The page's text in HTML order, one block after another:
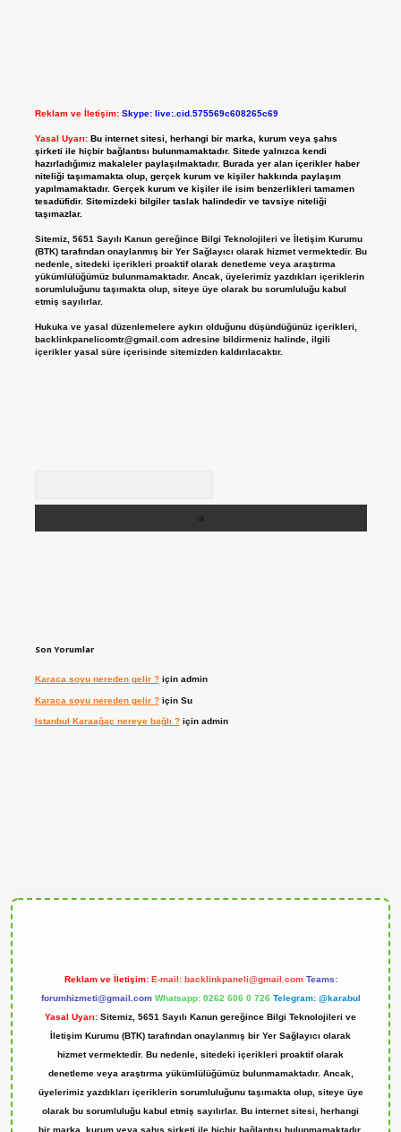
Reklam ve İletişim: Skype: live:.cid.575569c608265c69
Yasal Uyarı: Bu internet sitesi, herhangi bir marka, kurum veya şahıs
şirketi ile hiçbir bağlantısı bulunmamaktadır. Sitede yalnızca kendi
hazırladığımız makaleler paylaşılmaktadır. Burada yer alan içerikler haber
niteliği taşımamakta olup, gerçek kurum ve kişiler hakkında paylaşım
yapılmamaktadır. Gerçek kurum ve kişiler ile isim benzerlikleri tamamen
tesadüfidir. Sitemizdeki bilgiler taslak halindedir ve tavsiye niteliği
taşımazlar.
Sitemiz, 5651 Sayılı Kanun gereğince Bilgi Teknolojileri ve İletişim Kurumu
(BTK) tarafından onaylanmış bir Yer Sağlayıcı olarak hizmet vermektedir. Bu
nedenle, sitedeki içerikleri proaktif olarak denetleme veya araştırma
yükümlülüğümüz bulunmamaktadır. Ancak, üyelerimiz yazdıkları içeriklerin
sorumluluğunu taşımakta olup, siteye üye olarak bu sorumluluğu kabul
etmiş sayılırlar.
Hukuka ve yasal düzenlemelere aykırı olduğunu düşündüğünüz içerikleri,
backlinkpanelicomtr@gmail.comadresine bildirmeniz halinde, ilgili
içerikler yasal süre içerisinde sitemizden kaldırılacaktır.
Son Yorumlar
Karaca soyu nereden gelir ?için admin
Karaca soyu nereden gelir ?için Su
Istanbul Karaağaç nereye bağlı ?için admin
Reklam ve İletişim: E-mail: backlinkpaneli@gmail.com Teams:
forumhizmeti@gmail.com Whatsapp: 0262 606 0 726 Telegram: @karabul
Yasal Uyarı: Sitemiz, 5651 Sayılı Kanun gereğince Bilgi Teknolojileri ve
İletişim Kurumu (BTK) tarafından onaylanmış bir Yer Sağlayıcı olarak
hizmet vermektedir. Bu nedenle, sitedeki içerikleri proaktif olarak
denetleme veya araştırma yükümlülüğümüz bulunmamaktadır. Ancak,
üyelerimiz yazdıkları içeriklerin sorumluluğunu taşımakta olup, siteye üye
olarak bu sorumluluğu kabul etmiş sayılırlar. Bu internet sitesi, herhangi
bir marka, kurum veya şahıs şirketi ile hiçbir bağlantısı bulunmamaktadır.